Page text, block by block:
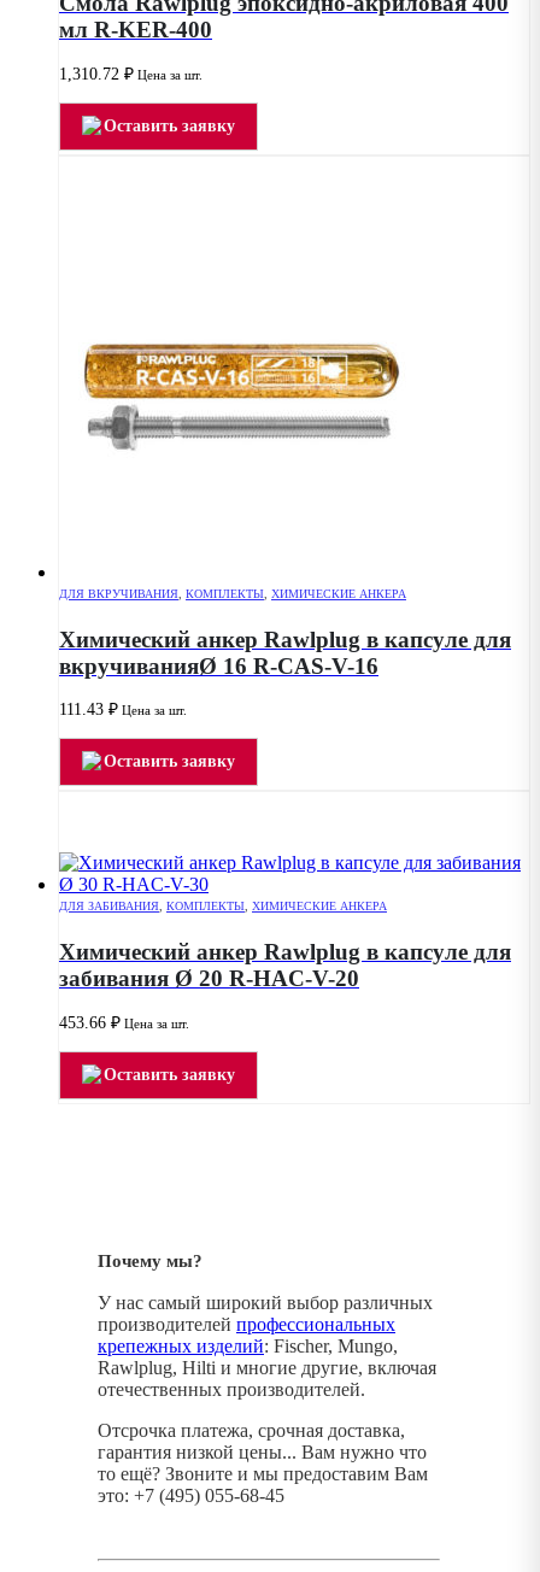
мл R-KER-400
1,310.72 ₽ Цена за шт.
Оставить заявку
ДЛЯ ВКРУЧИВАНИЯ КОМПЛЕКТЫ ХИМИЧЕСКИЕ АНКЕРА
Химический анкер Rawlplug в капсуле для
вкручиванияØ 16 R-CAS-V-16
111.43 ₽ Цена за шт.
Оставить заявку
ДЛЯ ЗАБИВАНИЯ, КОМПЛЕКТЫ, ХИМИЧЕСКИЕ АНКЕРА
Химический анкер Rawlplug в капсуле для
забивания Ø 20 R-HAC-V-20
453.66 ₽ Цена за шт.
Оставить заявку
Почему мы?
У нас самый широкий выбор различных
производителей профессиональных
крепежных изделий: Fischer, Mungo,
Rawlplug, Hilti и многие другие, включая
отечественных производителей.
Отсрочка платежа, срочная доставка,
гарантия низкой цены... Вам нужно что
то ещё? Звоните и мы предоставим Вам
это: +7 (495) 055-68-45